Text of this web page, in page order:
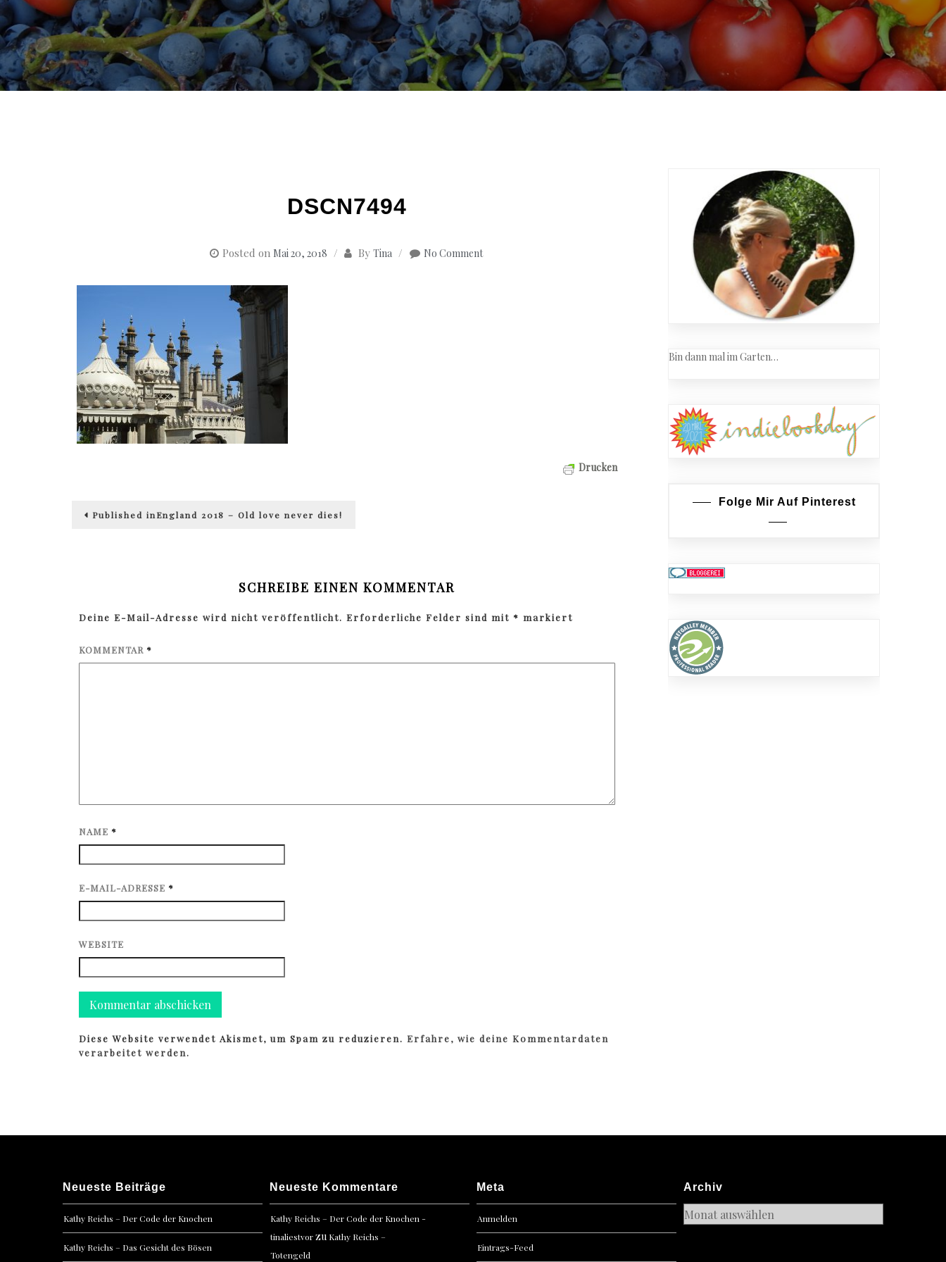
DSCN7494
Posted on Mai 20, 2018 ByTina No Comment
Drucken
Beitragsnavigation
Published inEngland 2018 – Old love never dies!
SCHREIBE EINEN KOMMENTAR
Deine E-Mail-Adresse wird nicht veröffentlicht. Erforderliche Felder sind mit * markiert
KOMMENTAR *
NAME *
E-MAIL-ADRESSE *
WEBSITE
Diese Website verwendet Akismet, um Spam zu reduzieren.Erfahre, wie deine Kommentardaten
verarbeitet werden.
Bin dann mal im Garten…
Folge Mir Auf Pinterest
Neueste Beiträge
Kathy Reichs – Der Code der Knochen
Kathy Reichs – Das Gesicht des Bösen
Neueste Kommentare
Kathy Reichs – Der Code der Knochen -
tinaliestvorzu Kathy Reichs –
Totengeld
Meta
Anmelden
Eintrags-Feed
Archiv
Archiv